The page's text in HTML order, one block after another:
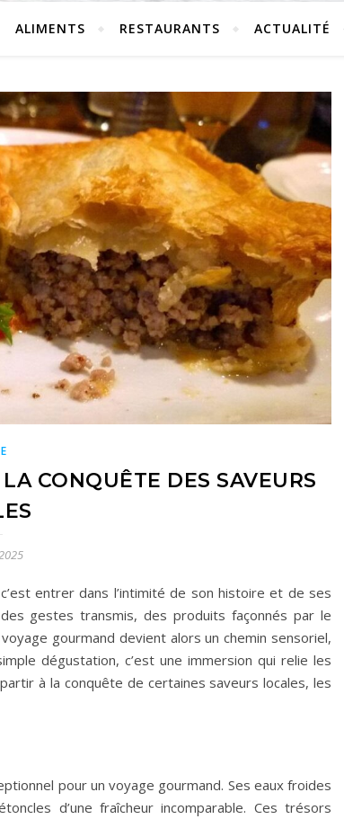
ALIMENTS RESTAURANTS ACTUALITÉ
CONQUÊTE DES SAVEURS
entrer dans l’intimité de son histoire et de ses
gestes transmis, des produits façonnés par le
gourmand devient alors un chemin sensoriel,
dégustation, c’est une immersion qui relie les
à la conquête de certaines saveurs locales, les
pour un voyage gourmand. Ses eaux froides
d’une fraîcheur incomparable. Ces trésors